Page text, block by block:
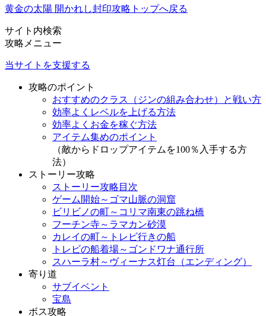
黄金の太陽 開かれし封印攻略トップへ戻る
サイト内検索
攻略メニュー
当サイトを支援する
攻略のポイント
おすすめのクラス（ジンの組み合わせ）と戦い方
効率よくレベルを上げる方法
効率よくお金を稼ぐ方法
アイテム集めのポイント
（敵からドロップアイテムを100％入手する方
法）
ストーリー攻略
ストーリー攻略目次
ゲーム開始～ゴマ山脈の洞窟
ビリビノの町～コリマ南東の跳ね橋
フーチン寺～ラマカン砂漠
カレイの町～トレビ行きの船
トレビの船着場～ゴンドワナ通行所
スハーラ村～ヴィーナス灯台（エンディング）
寄り道
サブイベント
宝島
ボス攻略